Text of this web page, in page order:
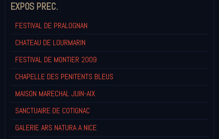
EXPOS PREC.
FESTIVAL DE PRALOGNAN
CHATEAU DE LOURMARIN
FESTIVAL DE MONTIER 2009
CHAPELLE DES PENITENTS BLEUS
MAISON MARECHAL JUIN-AIX
SANCTUAIRE DE COTIGNAC
GALERIE ARS NATURA A NICE